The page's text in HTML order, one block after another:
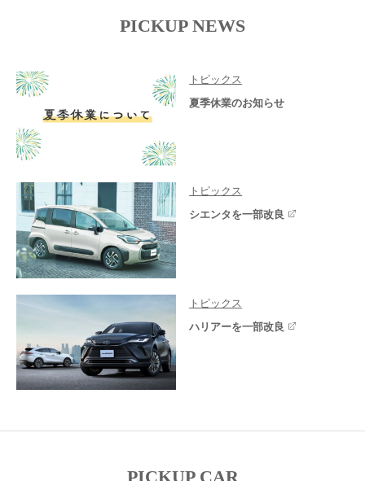
PICKUP NEWS
トピックス
夏季休業のお知らせ
トピックス
シエンタを一部改良
トピックス
ハリアーを一部改良
PICKUP CAR